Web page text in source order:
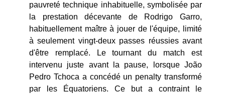
pauvreté technique inhabituelle, symbolisée par
la prestation décevante de Rodrigo Garro,
habituellement maître à jouer de l'équipe, limité
à seulement vingt-deux passes réussies avant
d'être remplacé. Le tournant du match est
intervenu juste avant la pause, lorsque João
Pedro Tchoca a concédé un penalty transformé
par les Équatoriens. Ce but a contraint le